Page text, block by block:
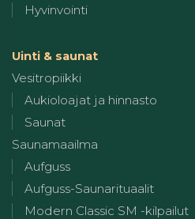
Hyvinvointi
Uinti & saunat
Vesitropiikki
Aukioloajat ja hinnasto
Saunat
Saunamaailma
Aufguss
Aufguss-Saunarituaalit
Modern Classic SM -kilpailut